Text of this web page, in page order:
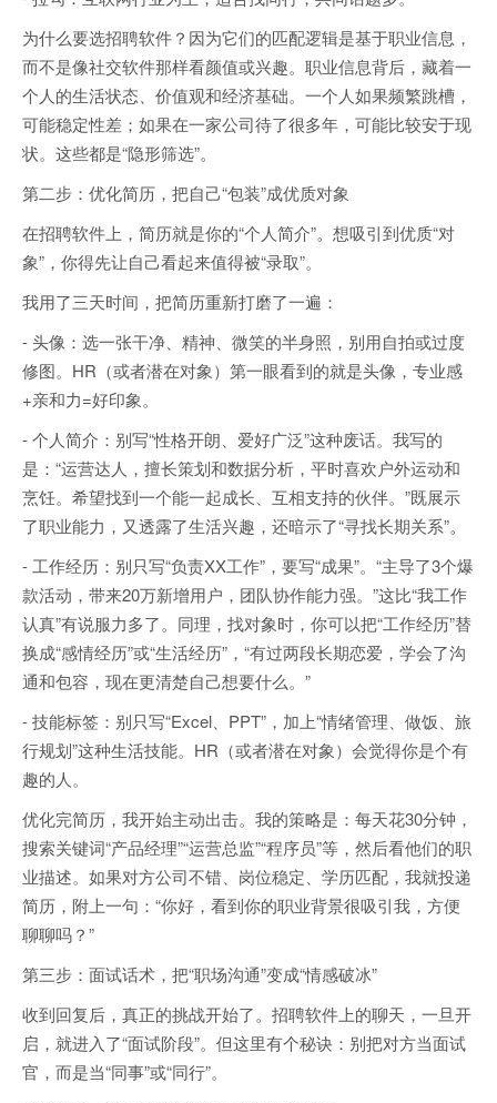
为什么要选招聘软件？因为它们的匹配逻辑是基于职业信息，
而不是像社交软件那样看颜值或兴趣。职业信息背后，藏着一
个人的生活状态、价值观和经济基础。一个人如果频繁跳槽，
可能稳定性差；如果在一家公司待了很多年，可能比较安于现
状。这些都是“隐形筛选”。
第二步：优化简历，把自己“包装”成优质对象
在招聘软件上，简历就是你的“个人简介”。想吸引到优质“对
象”，你得先让自己看起来值得被“录取”。
我用了三天时间，把简历重新打磨了一遍：
- 头像：选一张干净、精神、微笑的半身照，别用自拍或过度
修图。HR（或者潜在对象）第一眼看到的就是头像，专业感
+亲和力=好印象。
- 个人简介：别写“性格开朗、爱好广泛”这种废话。我写的
是：“运营达人，擅长策划和数据分析，平时喜欢户外运动和
烹饪。希望找到一个能一起成长、互相支持的伙伴。”既展示
了职业能力，又透露了生活兴趣，还暗示了“寻找长期关系”。
- 工作经历：别只写“负责XX工作”，要写“成果”。“主导了3个爆
款活动，带来20万新增用户，团队协作能力强。”这比“我工作
认真”有说服力多了。同理，找对象时，你可以把“工作经历”替
换成“感情经历”或“生活经历”，“有过两段长期恋爱，学会了沟
通和包容，现在更清楚自己想要什么。”
- 技能标签：别只写“Excel、PPT”，加上“情绪管理、做饭、旅
行规划”这种生活技能。HR（或者潜在对象）会觉得你是个有
趣的人。
优化完简历，我开始主动出击。我的策略是：每天花30分钟，
搜索关键词“产品经理”“运营总监”“程序员”等，然后看他们的职
业描述。如果对方公司不错、岗位稳定、学历匹配，我就投递
简历，附上一句：“你好，看到你的职业背景很吸引我，方便
聊聊吗？”
第三步：面试话术，把“职场沟通”变成“情感破冰”
收到回复后，真正的挑战开始了。招聘软件上的聊天，一旦开
启，就进入了“面试阶段”。但这里有个秘诀：别把对方当面试
官，而是当“同事”或“同行”。